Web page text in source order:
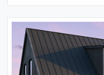
Husets utförande utan dörr-
bidrar till ett modernt
blivande hus din touch med